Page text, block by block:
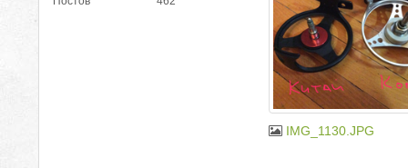
IMG_1130.JPG